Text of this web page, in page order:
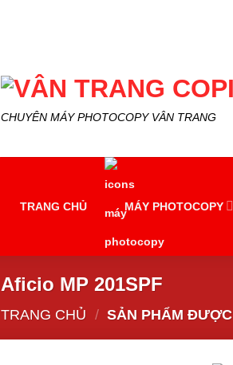
CHUYÊN MÁY PHOTOCOPY VÂN TRANG
TRANG CHỦ MÁY PHOTOCOPY
Aficio MP 201SPF
TRANG CHỦ / SẢN PHẨM